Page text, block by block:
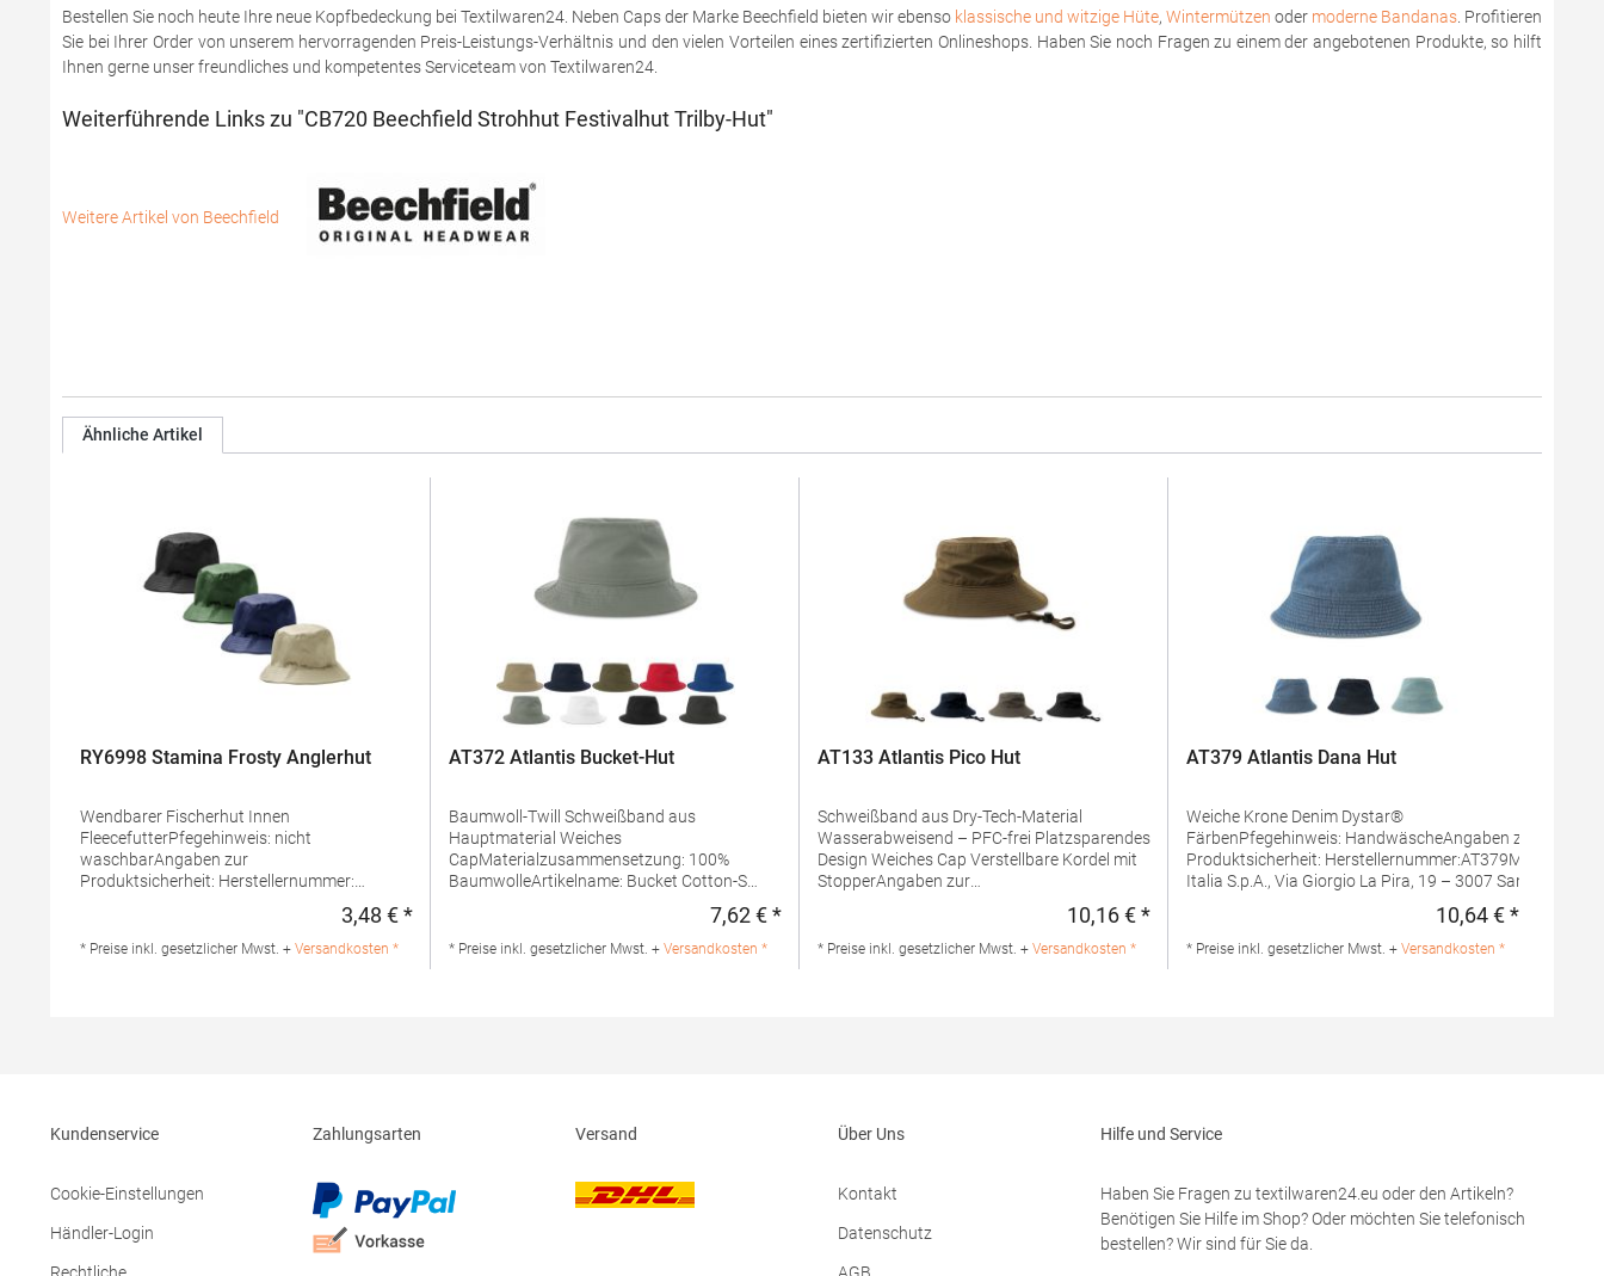
Bestellen Sie noch heute Ihre neue Kopfbedeckung bei Textilwaren24. Neben Caps der Marke Beechfield bieten wir ebenso klassische und witzige Hüte, Wintermützen oder moderne Bandanas . Profitieren
Sie bei Ihrer Order von unserem hervorragenden Preis-Leistungs-Verhältnis und den vielen Vorteilen eines zertifizierten Onlineshops. Haben Sie noch Fragen zu einem der angebotenen Produkte, so hilft
Ihnen gerne unser freundliches und kompetentes Serviceteam von Textilwaren24.
Weiterführende Links zu "CB720 Beechfield Strohhut Festivalhut Trilby-Hut"
Weitere Artikel von Beechfield
Ähnliche Artikel
RY6998 Stamina Frosty Anglerhut
Wendbarer Fischerhut Innen
FleecefutterPfegehinweis: nicht
waschbarAngaben zur
Produktsicherheit: Herstellernummer:
Santomera / Abanilla Km 8.8, 30620 Fortuna,
Murcia, Spanien, E-Mail:
Regulärer Preis:
3,48 € *
* Preise inkl. gesetzlicher Mwst. + Versandkosten *
AT372 Atlantis Bucket-Hut
Baumwoll-Twill Schweißband aus
Hauptmaterial Weiches
CapMaterialzusammensetzung: 100%
BaumwolleArtikelname: Bucket Cotton-S
BCCT Hersteller: Master Italia S.p.A. Via
Giorgio La Pira 19 30027 San Donà di Piave
Regulärer Preis:
7,62 € *
* Preise inkl. gesetzlicher Mwst. + Versandkosten *
AT133 Atlantis Pico Hut
Schweißband aus Dry-Tech-Material
Wasserabweisend – PFC-frei Platzsparendes
Design Weiches Cap Verstellbare Kordel mit
StopperAngaben zur
Italia S.p.A., Via Giorgio La Pira, 19 – 3007 San
Donà di Piave (VE),
Regulärer Preis:
10,16 € *
* Preise inkl. gesetzlicher Mwst. + Versandkosten *
AT379 Atlantis Dana Hut
Weiche Krone Denim Dystar®
FärbenPfegehinweis: HandwäscheAngaben zur
Produktsicherheit: Herstellernummer:AT379Master
Italia S.p.A., Via Giorgio La Pira, 19 – 3007 San
Italyhttps://atlantisheadwear.com/it/company-
info/Grammatur: 339
Regulärer
10,64 € *
* Preise inkl. gesetzlicher Mwst. + Versandkosten *
Kundenservice
Cookie-Einstellungen
Händler-Login
Zahlungsarten Versand Über Uns
Kontakt
Datenschutz
Hilfe und Service
Haben Sie Fragen zu textilwaren24.eu oder den Artikeln?
Benötigen Sie Hilfe im Shop? Oder möchten Sie telefonisch
bestellen? Wir sind für Sie da.